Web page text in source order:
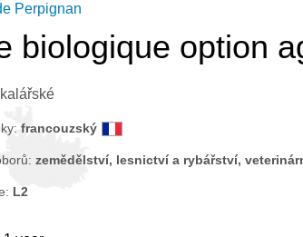
Perpignan
biologique option
francouzský
zemědělství, lesnictví a rybářství,
L2